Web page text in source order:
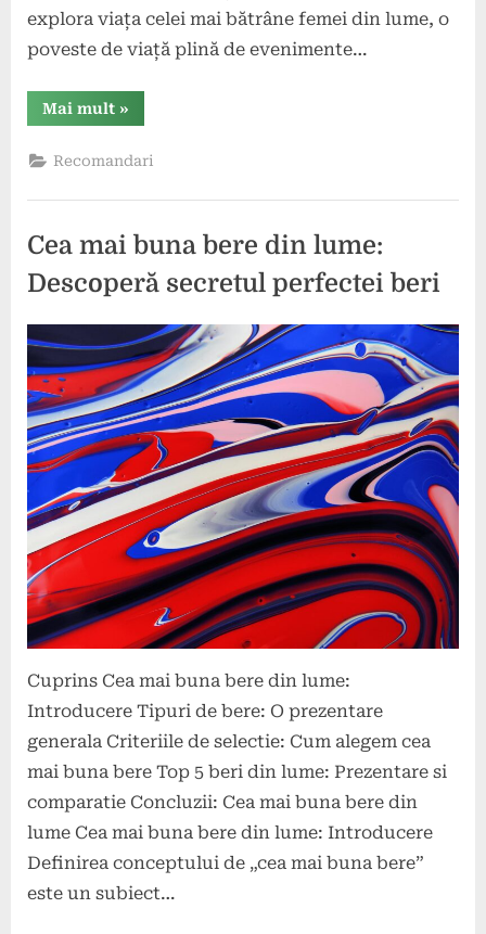
explora viața celei mai bătrâne femei din lume, o
poveste de viață plină de evenimente…
Mai mult“Cea
mai
femeie
din
O
viață”
»
Recomandari
Cea mai buna bere din lume:
Descoperă secretul perfectei beri
Posted
on
1
iulie
2024
By
comunicat
Cuprins Cea mai buna bere din lume:
Introducere Tipuri de bere: O prezentare
generala Criteriile de selectie: Cum alegem cea
mai buna bere Top 5 beri din lume: Prezentare si
comparatie Concluzii: Cea mai buna bere din
lume Cea mai buna bere din lume: Introducere
Definirea conceptului de „cea mai buna bere”
este un subiect…